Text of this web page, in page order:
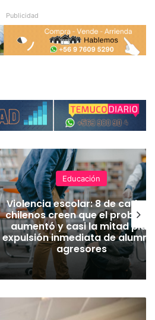
Publicidad
Educación
Violencia escolar: 8 de cada
chilenos creen que el
aumentó y casi la mitad pide
expulsión inmediata de
agresores